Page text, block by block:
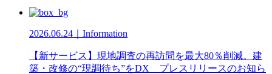
2026.06.24｜Information
【新サービス】現地調査の再訪問を最大80％削減。建
築・改修の“現調待ち”をDX プレスリリースのお知ら